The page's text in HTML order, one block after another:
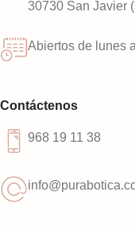
30730 San Javier
Abiertos de lunes
Contáctenos
968 19 11 38